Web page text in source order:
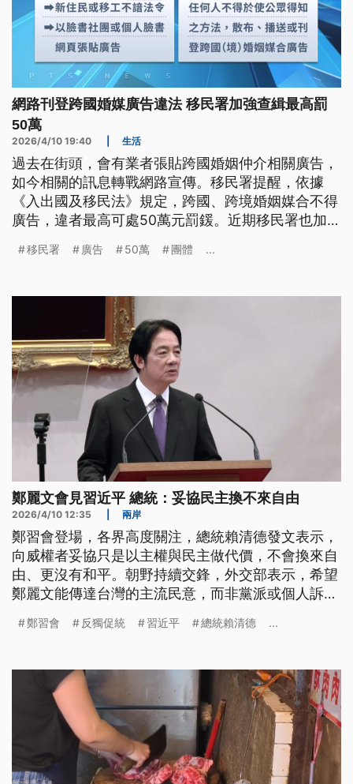
網路刊登跨國婚媒廣告違法 移民署加強查緝最高罰
50萬
2026/4/10 19:40 生活
過去在街頭，會有業者張貼跨國婚姻仲介相關廣告，
如今相關的訊息轉戰網路宣傳。移民署提醒，依據
《入出國及移民法》規定，跨國、跨境婚姻媒合不得
廣告，違者最高可處50萬元罰鍰。近期移民署也加強
跨國婚媒對象，目前已查獲10餘起違法案件。
移民署 廣告 50萬 團體 ...
鄭麗文會見習近平 總統：妥協民主換不來自由
2026/4/10 12:35 兩岸
鄭習會登場，各界高度關注，總統賴清德發文表示，
向威權者妥協只是以主權與民主做代價，不會換來自
由、更沒有和平。朝野持續交鋒，外交部表示，希望
鄭麗文能傳達台灣的主流民意，而非黨派或個人訴
際社會錯誤訊息；藍委則認為，可以針對鄭習會內容
鄭習會 反獨促統 習近平 總統賴清德 ...